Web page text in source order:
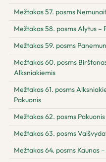
Mežtakas 57. posms
Mežtakas 58. posms Alytus –
Mežtakas 59. posms
Mežtakas 60. posms
Alksniakiemis
Mežtakas 61. posms
Pakuonis
Mežtakas 62. posms
Mežtakas 63. posms
Mežtakas 64. posms Kaunas